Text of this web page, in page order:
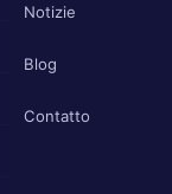
Notizie
Blog
Contatto